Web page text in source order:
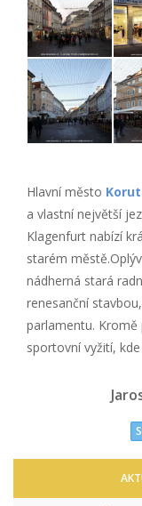
Hlavní město
a vlastní největší
Klagenfurt nabízí
starém
nádherná stará
renesanční
parlamentu.
sportovní vyžití,